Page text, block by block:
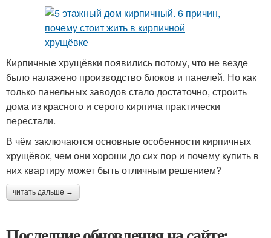
Кирпичные хрущёвки появились потому, что не везде
было налажено производство блоков и панелей. Но как
только панельных заводов стало достаточно, строить
дома из красного и серого кирпича практически
перестали.
В чём заключаются основные особенности кирпичных
хрущёвок, чем они хороши до сих пор и почему купить в
них квартиру может быть отличным решением?
читать дальше →